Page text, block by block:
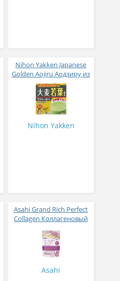
Nihon Yakken Japanese
Golden Aojiru Аодзиру из
листьев молодого
ячменя
Nihon Yakken
Asahi Grand Rich Perfect
Collagen Коллагеновый
плацентой и
изофлавонами сои 228
гр
Asahi